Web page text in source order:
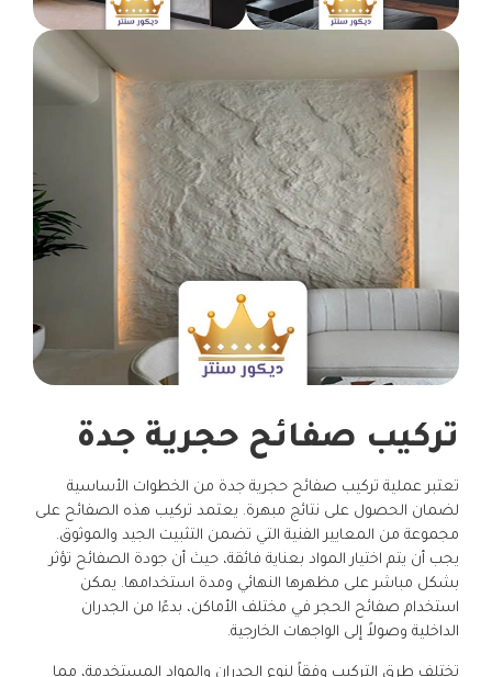
تركيب صفائح حجرية جدة
تعتبر عملية تركيب صفائح حجرية جدة من الخطوات الأساسية
لضمان الحصول على نتائج مبهرة. يعتمد تركيب هذه الصفائح على
مجموعة من المعايير الفنية التي تضمن التثبيت الجيد والموثوق.
يجب أن يتم اختيار المواد بعناية فائقة، حيث أن جودة الصفائح تؤثر
بشكل مباشر على مظهرها النهائي ومدة استخدامها. يمكن
استخدام صفائح الحجر في مختلف الأماكن، بدءًا من الجدران
الداخلية وصولاً إلى الواجهات الخارجية.
تختلف طرق التركيب وفقاً لنوع الجدران والمواد المستخدمة، مما